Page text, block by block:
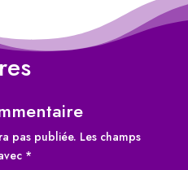
pas publiée. Les champs
*